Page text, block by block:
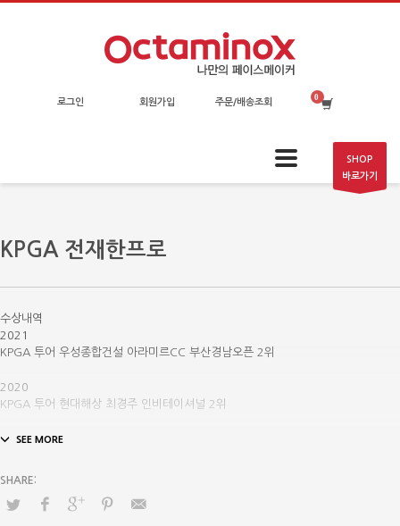
로그인 회원가입 주문/배송조회
SHOP
바로가기
KPGA 전재한프로
수상내역
2021
KPGA 투어 우성종합건설 아라미르CC 부산경남오픈 2위
2020
KPGA 투어 현대해상 최경주 인비테이셔널 2위